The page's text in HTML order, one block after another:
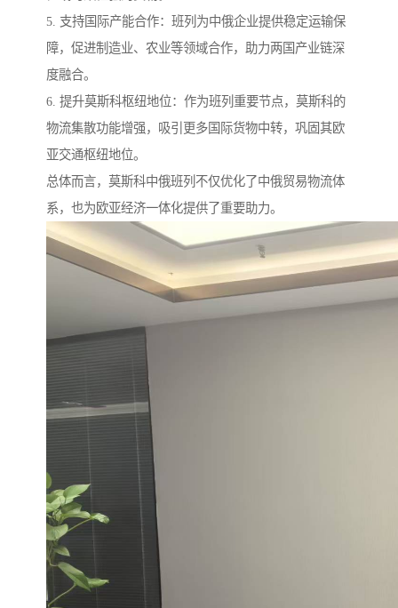
5. 支持国际产能合作：班列为中俄企业提供稳定运输保
障，促进制造业、农业等领域合作，助力两国产业链深
度融合。
6. 提升莫斯科枢纽地位：作为班列重要节点，莫斯科的
物流集散功能增强，吸引更多国际货物中转，巩固其欧
亚交通枢纽地位。
总体而言，莫斯科中俄班列不仅优化了中俄贸易物流体
系，也为欧亚经济一体化提供了重要助力。